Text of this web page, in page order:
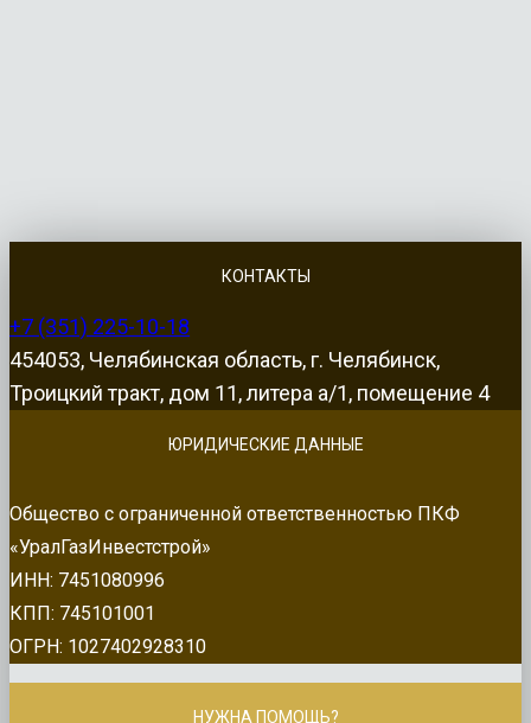
КОНТАКТЫ
+7 (351) 225-10-18
454053, Челябинская область, г. Челябинск,
Троицкий тракт, дом 11, литера а/1, помещение 4
ЮРИДИЧЕСКИЕ ДАННЫЕ
Общество с ограниченной ответственностью ПКФ
«УралГазИнвестстрой»
ИНН: 7451080996
КПП: 745101001
ОГРН: 1027402928310
НУЖНА ПОМОЩЬ?